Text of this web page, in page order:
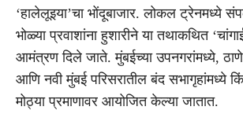
‘हालेलूइया’चा भोंदूबाजार. लोकल ट्रेनमध्ये
भोळ्या प्रवाशांना हुशारीने या तथाकथित
आमंत्रण दिले जाते. मुंबईच्या उपनगरांमध्ये,
आणि नवी मुंबई परिसरातील बंद सभागृहांमध्ये
मोठ्या प्रमाणावर आयोजित केल्या जातात.